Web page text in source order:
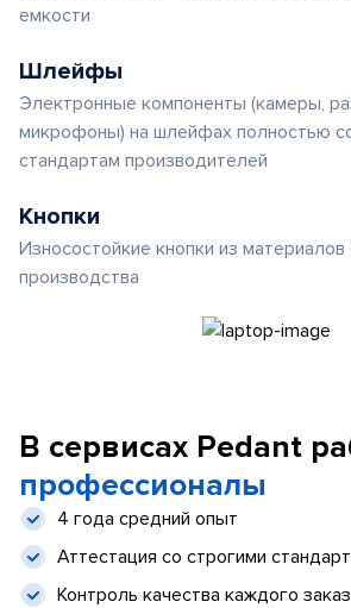
емкости
Шлейфы
Электронные компоненты (камеры,
микрофоны) на шлейфах полностью
стандартам производителей
Кнопки
Износостойкие кнопки из материалов
производства
В сервисах Pedant
профессионалы
4 года средний опыт
Аттестация со строгими
Контроль качества каждого